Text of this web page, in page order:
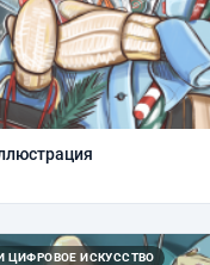
иллюстрация
ЦИФРОВОЕ ИСКУССТВО